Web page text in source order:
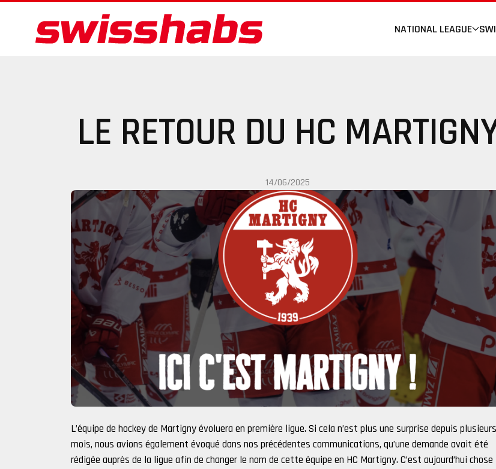
NATIONAL LEAGUE
LE RETOUR DU HC
14/06/2025
L’équipe de hockey de Martigny évoluera en première ligue. Si cela n’est plus une surprise depuis plusieurs
mois, nous avions également évoqué dans nos précédentes communications, qu’une demande avait été
rédigée auprès de la ligue afin de changer le nom de cette équipe en HC Martigny. C’est aujourd’hui chose